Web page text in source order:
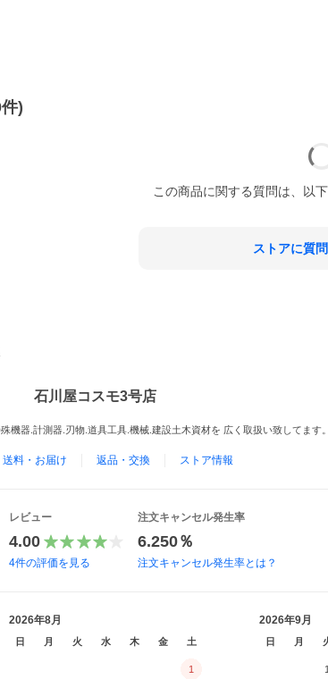
件)
この商品に関する質問は、以
ストアに質
石川屋コスモ3号店
機器.計測器.刃物.道具工具.機械.建設土木資材を 広く取扱い致してます。
送料・お届け 返品・交換 ストア情報
レビュー
4.00
4件の評価を見る
注文キャンセル発生率
6.250％
注文キャンセル発生率とは？
2026年8月
日 月 火 水 木 金 土
1
2026年9月
日 月
1